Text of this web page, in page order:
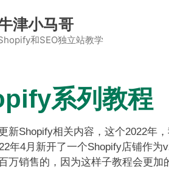
津小马哥
和SEO独立站教学
系列教程
新Shopify相关内容，这个2022年
年4月新开了一个Shopify店铺作
万销售的，因为这样子教程会更加